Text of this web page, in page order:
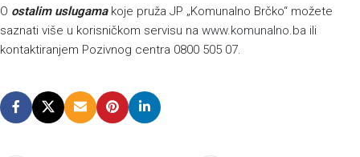
O ostalim uslugamakoje pruža JP „Komunalno Brčko“ možete
saznati više u korisničkom servisu na www.komunalno.ba ili
kontaktiranjem Pozivnog centra 0800 505 07.